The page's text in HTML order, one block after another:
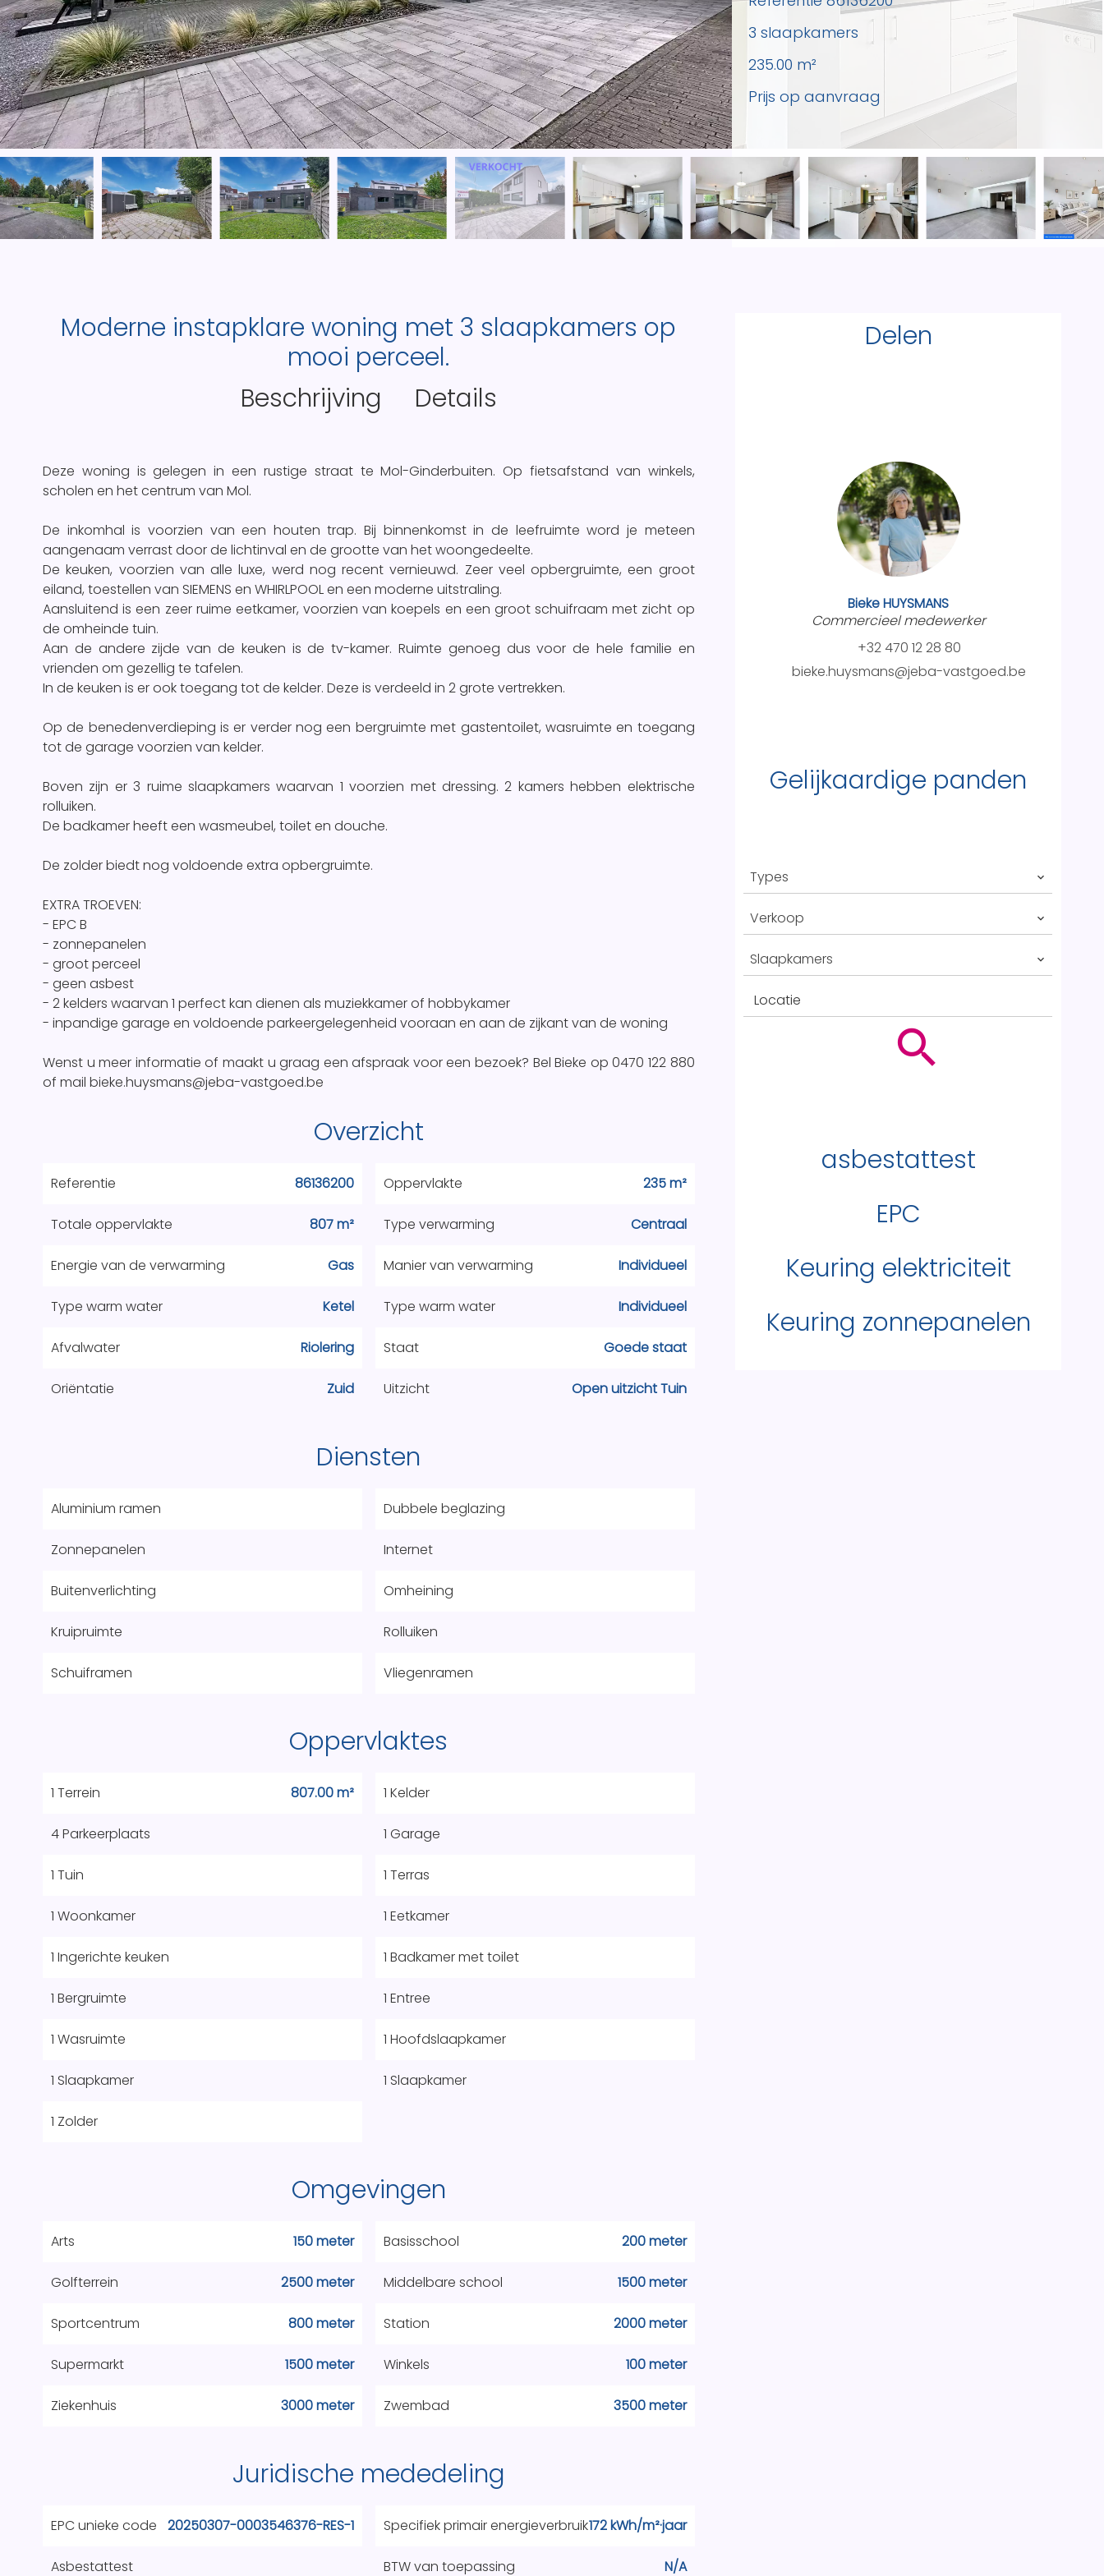
3 slaapkamers
235.00 m²
Prijs op aanvraag
Moderne instapklare woning met 3 slaapkamers op
mooi perceel.
Beschrijving
Details
Deze woning is gelegen in een rustige straat te Mol-Ginderbuiten. Op fietsafstand van winkels,
scholen en het centrum van Mol.
De inkomhal is voorzien van een houten trap. Bij binnenkomst in de leefruimte word je meteen
aangenaam verrast door de lichtinval en de grootte van het woongedeelte.
De keuken, voorzien van alle luxe, werd nog recent vernieuwd. Zeer veel opbergruimte, een groot
eiland, toestellen van SIEMENS en WHIRLPOOL en een moderne uitstraling.
Aansluitend is een zeer ruime eetkamer, voorzien van koepels en een groot schuifraam met zicht op
de omheinde tuin.
Aan de andere zijde van de keuken is de tv-kamer. Ruimte genoeg dus voor de hele familie en
vrienden om gezellig te tafelen.
In de keuken is er ook toegang tot de kelder. Deze is verdeeld in 2 grote vertrekken.
Op de benedenverdieping is er verder nog een bergruimte met gastentoilet, wasruimte en toegang
tot de garage voorzien van kelder.
Boven zijn er 3 ruime slaapkamers waarvan 1 voorzien met dressing. 2 kamers hebben elektrische
rolluiken.
De badkamer heeft een wasmeubel, toilet en douche.
De zolder biedt nog voldoende extra opbergruimte.
EXTRA TROEVEN:
- EPC B
- zonnepanelen
- groot perceel
- geen asbest
- 2 kelders waarvan 1 perfect kan dienen als muziekkamer of hobbykamer
- inpandige garage en voldoende parkeergelegenheid vooraan en aan de zijkant van de woning
Wenst u meer informatie of maakt u graag een afspraak voor een bezoek? Bel Bieke op 0470 122 880
of mail bieke.huysmans@jeba-vastgoed.be
Overzicht
Referentie 86136200 Oppervlakte 235 m²
Totale oppervlakte 807 m² Type verwarming Centraal
Energie van de verwarming Gas Manier van verwarming Individueel
Type warm water Ketel Type warm water Individueel
Afvalwater Riolering Staat Goede staat
Oriëntatie Zuid Uitzicht Open uitzicht Tuin
Diensten
Aluminium ramen Dubbele beglazing
Zonnepanelen Internet
Buitenverlichting Omheining
Kruipruimte Rolluiken
Schuiframen Vliegenramen
Oppervlaktes
1 Terrein 807.00 m² 1 Kelder
4 Parkeerplaats 1 Garage
1 Tuin 1 Terras
1 Woonkamer 1 Eetkamer
1 Ingerichte keuken 1 Badkamer met toilet
1 Bergruimte 1 Entree
1 Wasruimte 1 Hoofdslaapkamer
1 Slaapkamer 1 Slaapkamer
1 Zolder
Omgevingen
Arts 150 meter Basisschool 200 meter
Golfterrein 2500 meter Middelbare school 1500 meter
Sportcentrum 800 meter Station 2000 meter
Supermarkt 1500 meter Winkels 100 meter
Ziekenhuis 3000 meter Zwembad 3500 meter
Juridische mededeling
EPC unieke code 20250307-0003546376-RES-1 Specifiek primair energieverbruik172 kWh/m²·jaar
Asbestattest BTW van toepassing N/A
Delen
Bieke HUYSMANS
Commercieel medewerker
+32 470 12 28 80
bieke.huysmans@jeba-vastgoed.be
Gelijkaardige panden
Types
Verkoop
Slaapkamers
Locatie
asbestattest
EPC
Keuring elektriciteit
Keuring zonnepanelen